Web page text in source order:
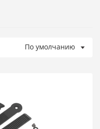
По умолчанию